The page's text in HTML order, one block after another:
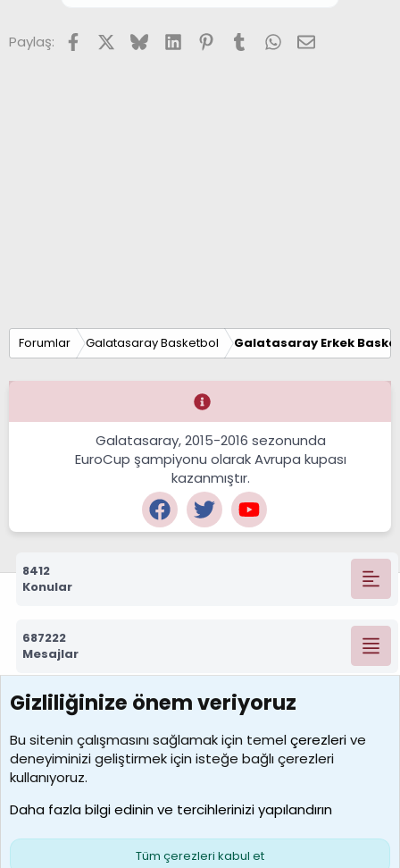
Paylaş: FacebookX (Twitter)
BlueskyLinkedInPinterest
TumblrWhatsApp
E-posta
Forumlar Galatasaray Basketbol Galatasaray Erkek
Galatasaray, 2015-2016 sezonunda
EuroCup şampiyonu olarak Avrupa kupası
kazanmıştır.
8412
Konular
687222
Mesajlar
7388
Kullanıcılar
borabekirogluu
Son üye
Çerezler
S
Gizliliğinize önem veriyoruz
Bu sitenin çalışmasını sağlamak için temelçerezlerive
deneyiminizi geliştirmek için isteğe bağlı çerezleri
kullanıyoruz.
Daha fazla bilgi edinin ve tercihlerinizi yapılandırın
Tüm çerezleri kabul et